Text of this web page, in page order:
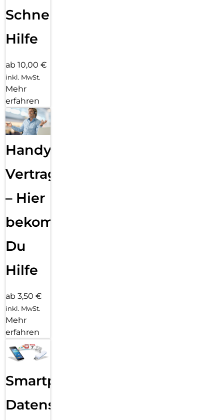
Schnelle
Hilfe
ab 10,00 €
inkl. MwSt.
Mehr
erfahren
Handy
Vertragsabwicklung
– Hier
bekommst
Du
Hilfe
ab 3,50 €
inkl. MwSt.
Mehr
erfahren
Smartphone
Datensicherung